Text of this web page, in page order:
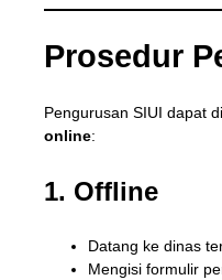
Prosedur
Pengurusan SIUI dapat
online:
1. Offline
Datang ke dinas
Mengisi formulir